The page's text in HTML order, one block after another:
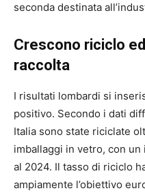
seconda destinata
Crescono riciclo
raccolta
I risultati lombardi si
positivo. Secondo i dati
Italia sono state riciclate
imballaggi in vetro, con
al 2024. Il tasso di riciclo
ampiamente l’obiettivo